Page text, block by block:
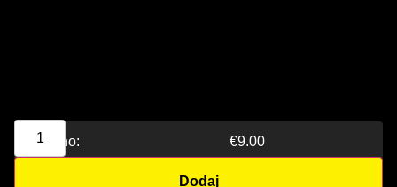
Ukupno: €9.00
Dodaj